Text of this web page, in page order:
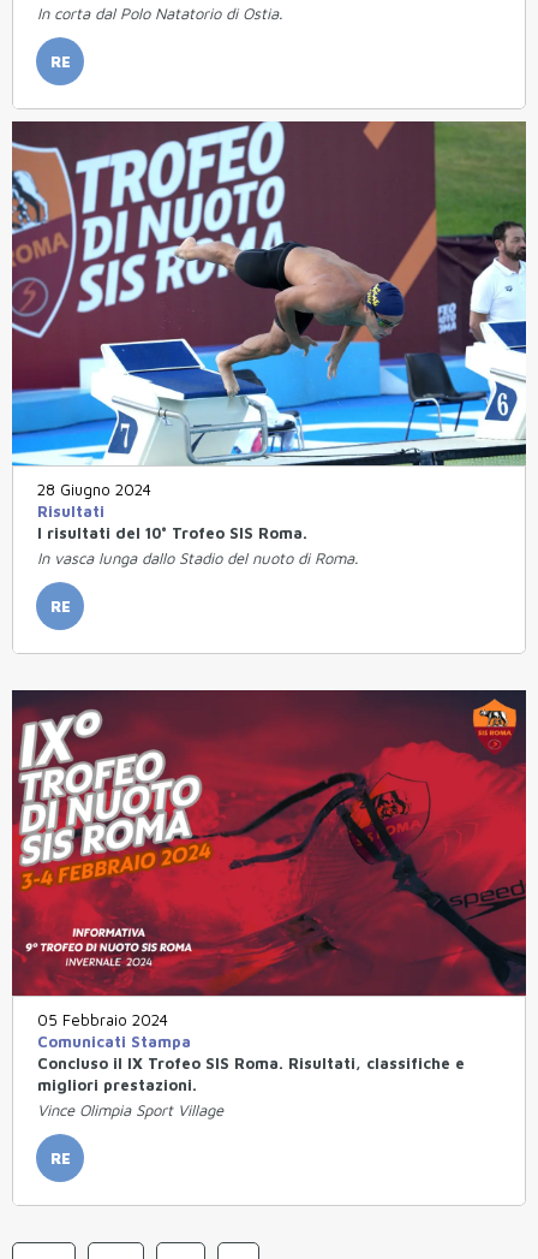
In corta dal Polo Natatorio di Ostia.
RE
28 Giugno 2024
Risultati
I risultati del 10° Trofeo SIS Roma.
In vasca lunga dallo Stadio del nuoto di Roma.
RE
05 Febbraio 2024
Comunicati Stampa
Concluso il IX Trofeo SIS Roma. Risultati, classifiche e
migliori prestazioni.
Vince Olimpia Sport Village
RE